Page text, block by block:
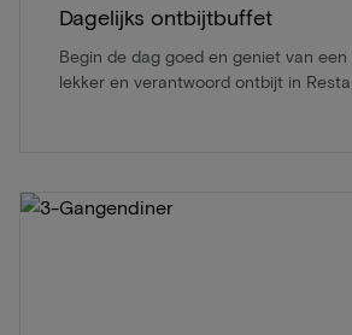
Dagelijks ontbijtbuffet
Begin de dag goed en geniet van een
lekker en verantwoord ontbijt in